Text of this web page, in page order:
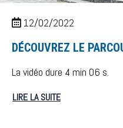
12/02/2022
DÉCOUVREZ LE
La vidéo dure 4 min 06 s.
LIRE LA SUITE